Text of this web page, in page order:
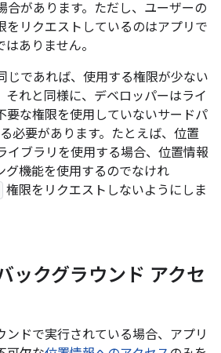
合があります。ただし、ユーザーの
をリクエストしているのはアプリで
ありません。
じであれば、使用する権限が少ない
それと同様に、デベロッパーはライ
要な権限を使用していないサードパ
必要があります。たとえば、位置
イブラリを使用する場合、位置情報
グ機能を使用するのでなけれ
権限をリクエストしないようにしま
ックグラウンド アクセ
ンドで実行されている場合、アプリ